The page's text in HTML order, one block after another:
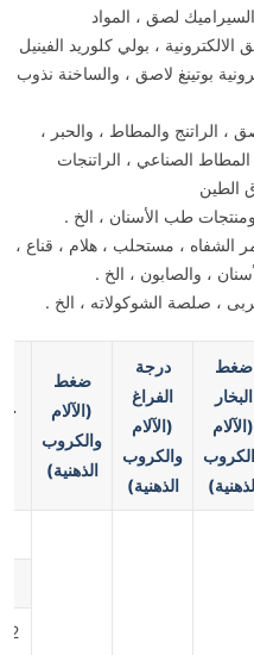
لصق ، المواد
الالكترونية ، بولي كلوريد الفينيل
بوتينغ لاصق ، والساخنة نذوب
، الراتنج والمطاط ، والحبر ،
الصناعي ، الراتنجات
الطين
، مستحلب ، هلام ، قناع ،
، والصابون ، الخ .
ضغط
البخار
(الآلام
درجة
الفراغ
(الآلام
والكروب
الذهنية)
ضغط
(الآلام
والكروب
الذهنية)